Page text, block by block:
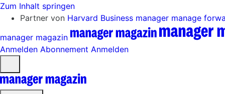
Zum Inhalt springen
Partner von Harvard Business manager manage
manager magazin
Anmelden Abonnement Anmelden
öffnen